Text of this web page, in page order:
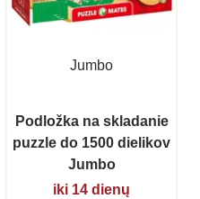
Jumbo
Podložka na skladanie
puzzle do 1500 dielikov
Jumbo
iki 14 dienų